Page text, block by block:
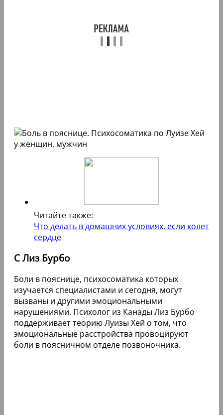
Читайте также:
Что делать в домашних условиях, если колет
сердце
С Лиз Бурбо
Боли в пояснице, психосоматика которых
изучается специалистами и сегодня, могут
вызваны и другими эмоциональными
нарушениями. Психолог из Канады Лиз Бурбо
поддерживает теорию Луизы Хей о том, что
эмоциональные расстройства провоцируют
боли в поясничном отделе позвоночника.